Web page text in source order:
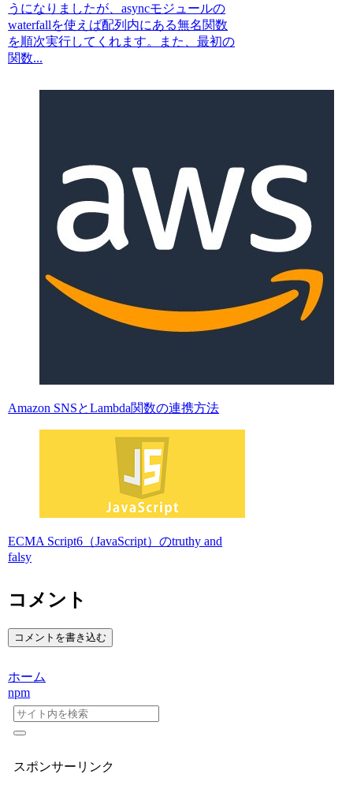
うになりましたが、asyncモジュールの
waterfallを使えば配列内にある無名関数
を順次実行してくれます。また、最初の
関数...
Amazon SNSとLambda関数の連携方法
ECMA Script6（JavaScript）のtruthy and
falsy
コメント
コメントを書き込む
ホーム
npm
スポンサーリンク